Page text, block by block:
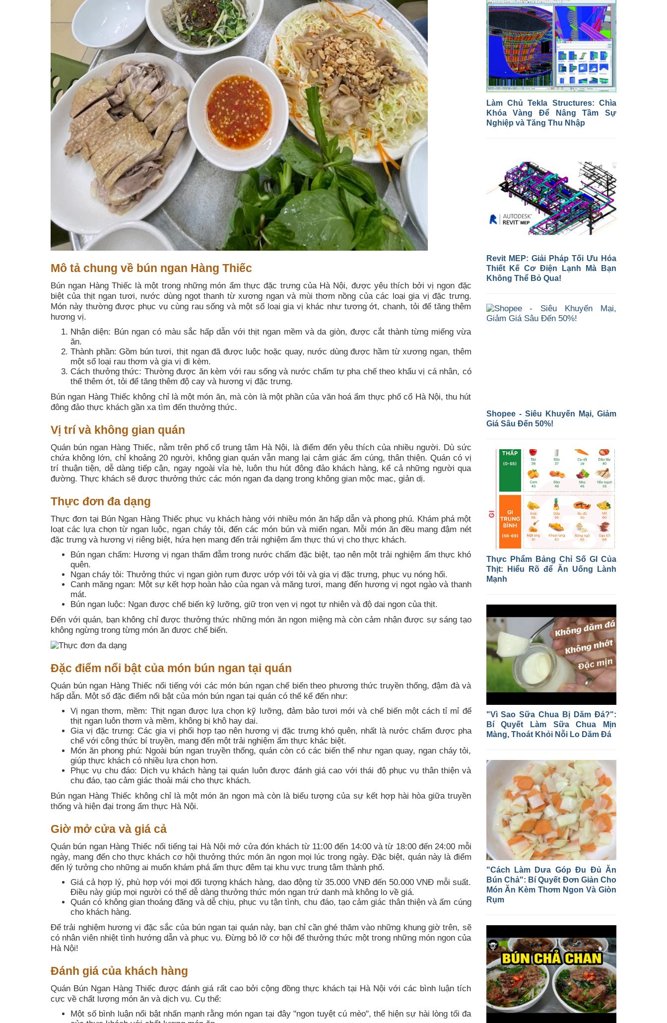
Mô tả chung về bún ngan Hàng Thiếc
Bún ngan Hàng Thiếc là một trong những món ẩm thực đặc trưng của Hà Nội, được yêu thích bởi vị ngon đặc
biệt của thịt ngan tươi, nước dùng ngọt thanh từ xương ngan và mùi thơm nồng của các loại gia vị đặc trưng.
Món này thường được phục vụ cùng rau sống và một số loại gia vị khác như tương ớt, chanh, tỏi để tăng thêm
hương vị.
Nhận diện: Bún ngan có màu sắc hấp dẫn với thịt ngan mềm và da giòn, được cắt thành từng miếng vừa
ăn.
Thành phần: Gồm bún tươi, thịt ngan đã được luộc hoặc quay, nước dùng được hầm từ xương ngan, thêm
một số loại rau thơm và gia vị đi kèm.
Cách thưởng thức: Thường được ăn kèm với rau sống và nước chấm tự pha chế theo khẩu vị cá nhân, có
thể thêm ớt, tỏi để tăng thêm độ cay và hương vị đặc trưng.
Bún ngan Hàng Thiếc không chỉ là một món ăn, mà còn là một phần của văn hoá ẩm thực phố cổ Hà Nội, thu hút
đông đảo thực khách gần xa tìm đến thưởng thức.
Vị trí và không gian quán
Quán bún ngan Hàng Thiếc, nằm trên phố cổ trung tâm Hà Nội, là điểm đến yêu thích của nhiều người. Dù sức
chứa không lớn, chỉ khoảng 20 người, không gian quán vẫn mang lại cảm giác ấm cúng, thân thiện. Quán có vị
trí thuận tiện, dễ dàng tiếp cận, ngay ngoài vỉa hè, luôn thu hút đông đảo khách hàng, kể cả những người qua
đường. Thực khách sẽ được thưởng thức các món ngan đa dạng trong không gian mộc mạc, giản dị.
Thực đơn đa dạng
Thực đơn tại Bún Ngan Hàng Thiếc phục vụ khách hàng với nhiều món ăn hấp dẫn và phong phú. Khám phá một
loạt các lựa chọn từ ngan luộc, ngan cháy tỏi, đến các món bún và miến ngan. Mỗi món ăn đều mang đậm nét
đặc trưng và hương vị riêng biệt, hứa hẹn mang đến trải nghiệm ẩm thực thú vị cho thực khách.
Bún ngan chấm: Hương vị ngan thấm đẫm trong nước chấm đặc biệt, tạo nên một trải nghiệm ẩm thực khó
quên.
Ngan cháy tỏi: Thưởng thức vị ngan giòn rụm được ướp với tỏi và gia vị đặc trưng, phục vụ nóng hổi.
Canh măng ngan: Một sự kết hợp hoàn hảo của ngan và măng tươi, mang đến hương vị ngọt ngào và thanh
mát.
Bún ngan luộc: Ngan được chế biến kỹ lưỡng, giữ trọn vẹn vị ngọt tự nhiên và độ dai ngon của thịt.
Đến với quán, bạn không chỉ được thưởng thức những món ăn ngon miệng mà còn cảm nhận được sự sáng tạo
không ngừng trong từng món ăn được chế biến.
Đặc điểm nổi bật của món bún ngan tại quán
Quán bún ngan Hàng Thiếc nổi tiếng với các món bún ngan chế biến theo phương thức truyền thống, đậm đà và
hấp dẫn. Một số đặc điểm nổi bật của món bún ngan tại quán có thể kể đến như:
Vị ngan thơm, mềm: Thịt ngan được lựa chọn kỹ lưỡng, đảm bảo tươi mới và chế biến một cách tỉ mỉ để
thịt ngan luôn thơm và mềm, không bị khô hay dai.
Gia vị đặc trưng: Các gia vị phối hợp tạo nên hương vị đặc trưng khó quên, nhất là nước chấm được pha
chế với công thức bí truyền, mang đến một trải nghiệm ẩm thực khác biệt.
Món ăn phong phú: Ngoài bún ngan truyền thống, quán còn có các biến thể như ngan quay, ngan cháy tỏi,
giúp thực khách có nhiều lựa chọn hơn.
Phục vụ chu đáo: Dịch vụ khách hàng tại quán luôn được đánh giá cao với thái độ phục vụ thân thiện và
chu đáo, tạo cảm giác thoải mái cho thực khách.
Bún ngan Hàng Thiếc không chỉ là một món ăn ngon mà còn là biểu tượng của sự kết hợp hài hòa giữa truyền
thống và hiện đại trong ẩm thực Hà Nội.
Giờ mở cửa và giá cả
Quán bún ngan Hàng Thiếc nổi tiếng tại Hà Nội mở cửa đón khách từ 11:00 đến 14:00 và từ 18:00 đến 24:00 mỗi
ngày, mang đến cho thực khách cơ hội thưởng thức món ăn ngon mọi lúc trong ngày. Đặc biệt, quán này là điểm
đến lý tưởng cho những ai muốn khám phá ẩm thực đêm tại khu vực trung tâm thành phố.
Giá cả hợp lý, phù hợp với mọi đối tượng khách hàng, dao động từ 35.000 VNĐ đến 50.000 VNĐ mỗi suất.
Điều này giúp mọi người có thể dễ dàng thưởng thức món ngan trứ danh mà không lo về giá.
Quán có không gian thoáng đãng và dễ chịu, phục vụ tận tình, chu đáo, tạo cảm giác thân thiện và ấm cúng
cho khách hàng.
Để trải nghiệm hương vị đặc sắc của bún ngan tại quán này, bạn chỉ cần ghé thăm vào những khung giờ trên, sẽ
có nhân viên nhiệt tình hướng dẫn và phục vụ. Đừng bỏ lỡ cơ hội để thưởng thức một trong những món ngon của
Hà Nội!
Đánh giá của khách hàng
Quán Bún Ngan Hàng Thiếc được đánh giá rất cao bởi cộng đồng thực khách tại Hà Nội với các bình luận tích
cực về chất lượng món ăn và dịch vụ. Cụ thể:
Một số bình luận nổi bật nhấn mạnh rằng món ngan tại đây "ngon tuyệt cú mèo", thể hiện sự hài lòng tối đa
Làm Chủ Tekla Structures: Chìa
Khóa Vàng Để Nâng Tầm Sự
Nghiệp và Tăng Thu Nhập
Revit MEP: Giải Pháp Tối Ưu Hóa
Thiết Kế Cơ Điện Lạnh Mà Bạn
Không Thể Bỏ Qua!
Shopee - Siêu Khuyến Mại, Giảm
Giá Sâu Đến 50%!
Thực Phẩm Bảng Chỉ Số GI Của
Thịt: Hiểu Rõ để Ăn Uống Lành
Mạnh
"Vì Sao Sữa Chua Bị Dăm Đá?":
Bí Quyết Làm Sữa Chua Mịn
Màng, Thoát Khỏi Nỗi Lo Dăm Đá
"Cách Làm Dưa Góp Đu Đủ Ăn
Bún Chả": Bí Quyết Đơn Giản Cho
Món Ăn Kèm Thơm Ngon Và Giòn
Rụm